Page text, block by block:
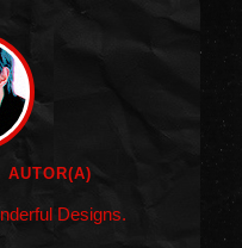
AUTOR(A)
Designs.